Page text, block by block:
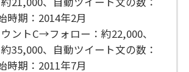
時期：2014年2月
ントC→フォロー：約22,000、
35,000、自動ツイート文の数：
時期：2011年7月